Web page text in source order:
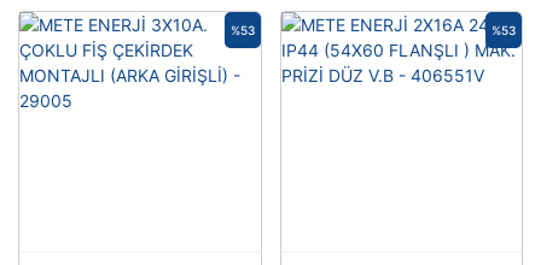
%53 %53